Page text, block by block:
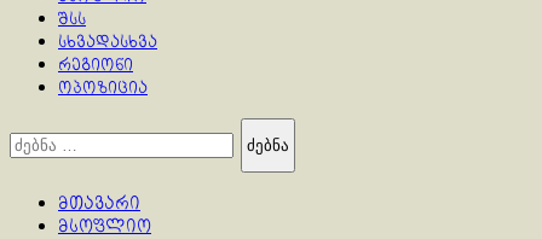
შსს
სხვადასხვა
რეგიონი
ოპოზიცია
ძებნა:
მთავარი
მსოფლიო